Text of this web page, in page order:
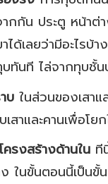
กกัน ประตู หน้าต่
ได้เลยว่ามีอะไรบ้
ทันที ไล่จากทุบชั้น
บ ในส่วนของเสา
สาและคานเพื่อโ
ครงสร้างด้านใน ที
ในขั้นตอนนี้เป็น